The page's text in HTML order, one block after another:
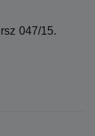
047/15.